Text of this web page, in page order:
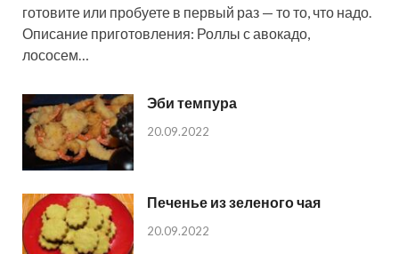
готовите или пробуете в первый раз — то то, что надо.
Описание приготовления: Роллы с авокадо,
лососем…
Эби темпура
20.09.2022
Печенье из зеленого чая
20.09.2022